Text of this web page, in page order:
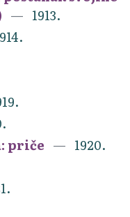
1913.
priče
1920.